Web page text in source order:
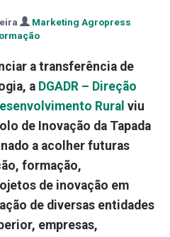
Marketing Agropress
a transferência de
a DGADR – Direção
Rural viu
de Inovação da Tapada
a acolher futuras
formação,
de inovação em
de diversas entidades
empresas,